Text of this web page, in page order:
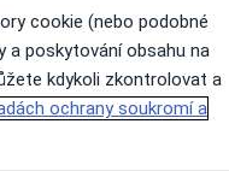
cookie (nebo podobné
a poskytování obsahu na
kdykoli zkontrolovat a
ochrany soukromí a